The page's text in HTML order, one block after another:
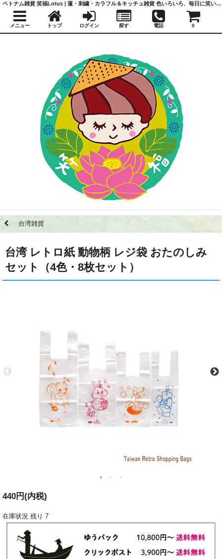
台湾雑貨
台湾 レトロ紙 動物柄 レジ袋 おたのしみ
セット（4色・8枚セット）
440円(内税)
在庫状況 残り 7
ベトナム雑貨 笑福Lotus | 蓮・刺繍・カラフル＆キッチュ雑貨 色いろいろ、毎日に笑いと福を
メニュー トップ ログイン 探す 電話 0